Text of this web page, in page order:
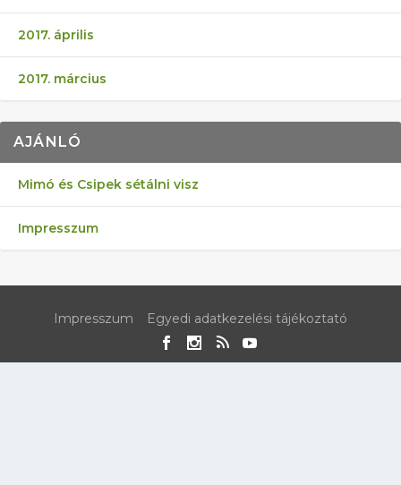
2017. április
2017. március
AJÁNLÓ
Mimó és Csipek sétálni visz
Impresszum
Impresszum Egyedi adatkezelési tájékoztató